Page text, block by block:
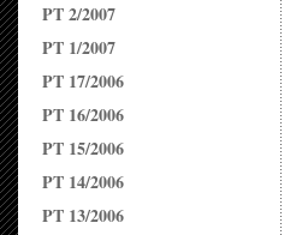
PT 2/2007
PT 1/2007
PT 17/2006
PT 16/2006
PT 15/2006
PT 14/2006
PT 13/2006